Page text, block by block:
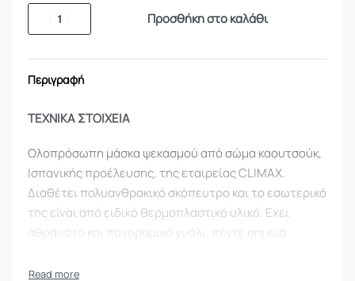
Προσθήκη στο καλάθι
Περιγραφή
ΤΕΧΝΙΚΑ ΣΤΟΙΧΕΙΑ
Oλοπρόσωπη μάσκα ψεκασμού από σώμα καουτσούκ,
Ισπανικής προέλευσης, της εταιρείας CLIMAX.
Διαθέτει πολυανθρακικό σκόπευτρο και το εσωτερικό
της είναι από ειδικό θερμοπλαστικό υλικό. Εχει
άθραυστο και πανοραμικό γυάλι, πέντε σημεία
ενώ το λουρί από πυρίμαχο PVC που διαθέτει